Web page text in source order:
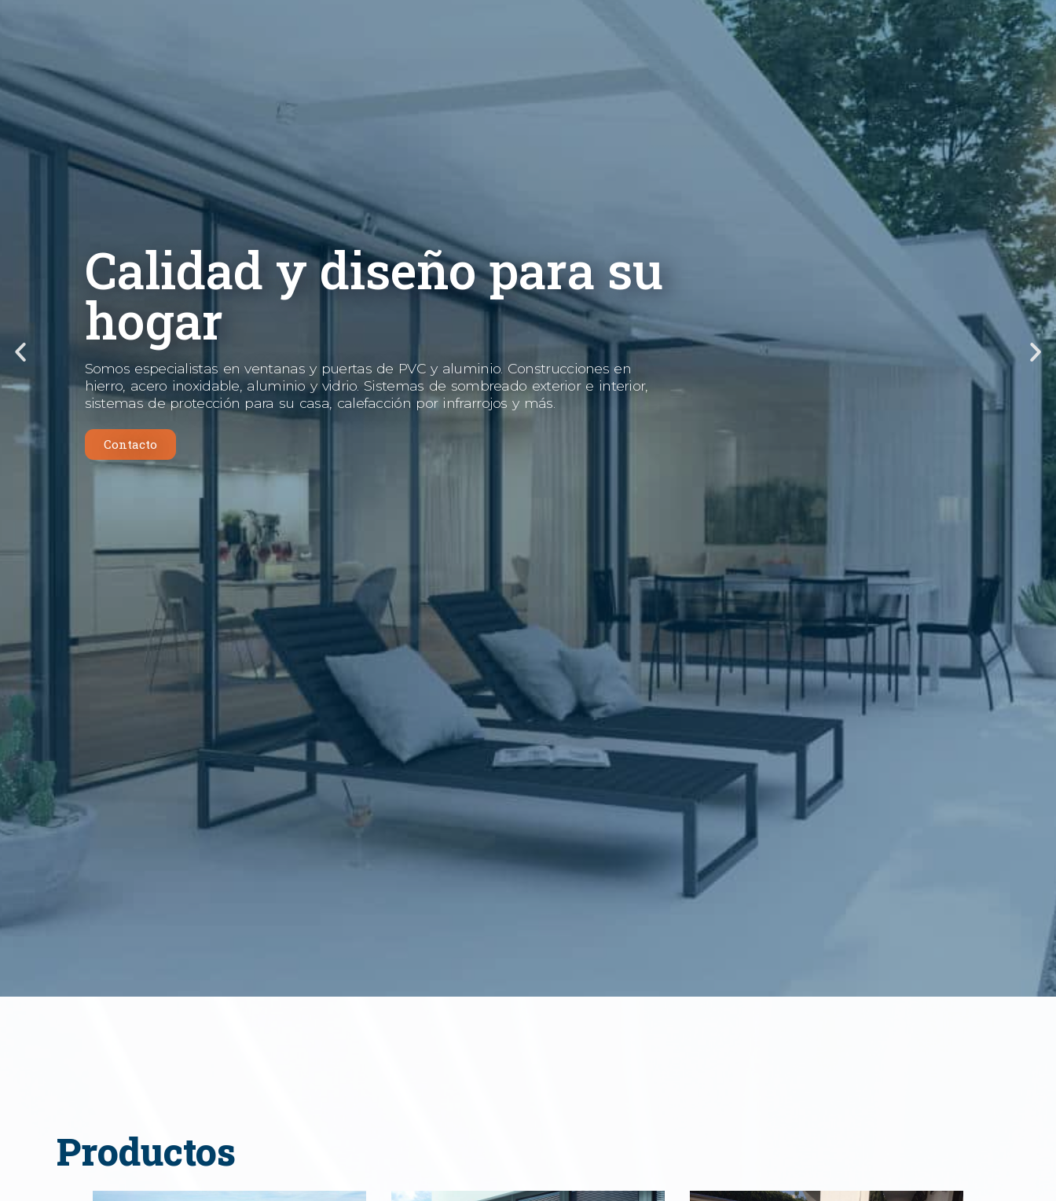
Calidad y diseño para su
hogar
Somos especialistas en ventanas y puertas de PVC y aluminio. Construcciones en
hierro, acero inoxidable, aluminio y vidrio. Sistemas de sombreado exterior e interior,
sistemas de protección para su casa, calefacción por infrarrojos y más.
Contacto
Productos